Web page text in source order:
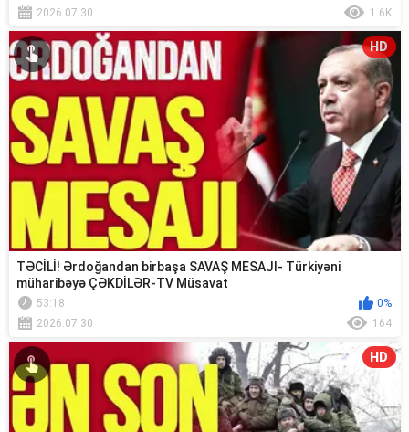
2026.07.30
1.6K
HD
TƏCİLİ! Ərdoğandan birbaşa SAVAŞ MESAJI- Türkiyəni
müharibəyə ÇƏKDİLƏR-TV Müsavat
53:18
0%
2026.07.30
164
HD